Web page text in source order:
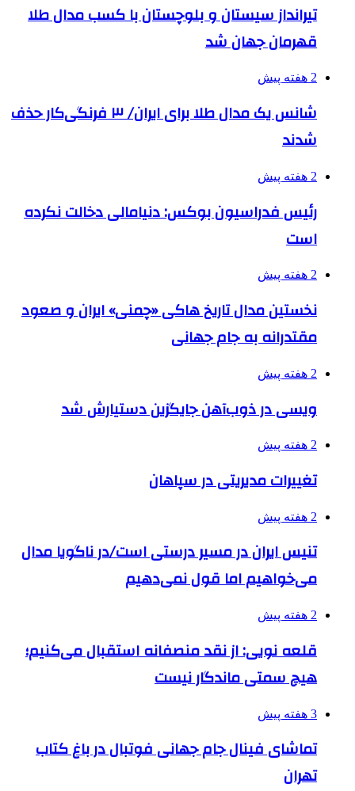
تیرانداز سیستان و بلوچستان با کسب مدال طلا
قهرمان جهان شد
2 هفته پیش
شانس یک مدال طلا برای ایران/ ۳ فرنگی‌کار حذف
شدند
2 هفته پیش
رئیس فدراسیون بوکس: دنیامالی دخالت نکرده
است
2 هفته پیش
نخستین مدال تاریخ هاکی «چمنی» ایران و صعود
مقتدرانه به جام جهانی
2 هفته پیش
ویسی در ذوب‌آهن جایگزین دستیارش شد
2 هفته پیش
تغییرات مدیریتی در سپاهان
2 هفته پیش
تنیس ایران در مسیر درستی است/در ناگویا مدال
می‌خواهیم اما قول نمی‌دهیم
2 هفته پیش
قلعه نویی: از نقد منصفانه استقبال می‌کنیم؛
هیچ سمتی ماندگار نیست
3 هفته پیش
تماشای فینال جام جهانی فوتبال در باغ کتاب
تهران